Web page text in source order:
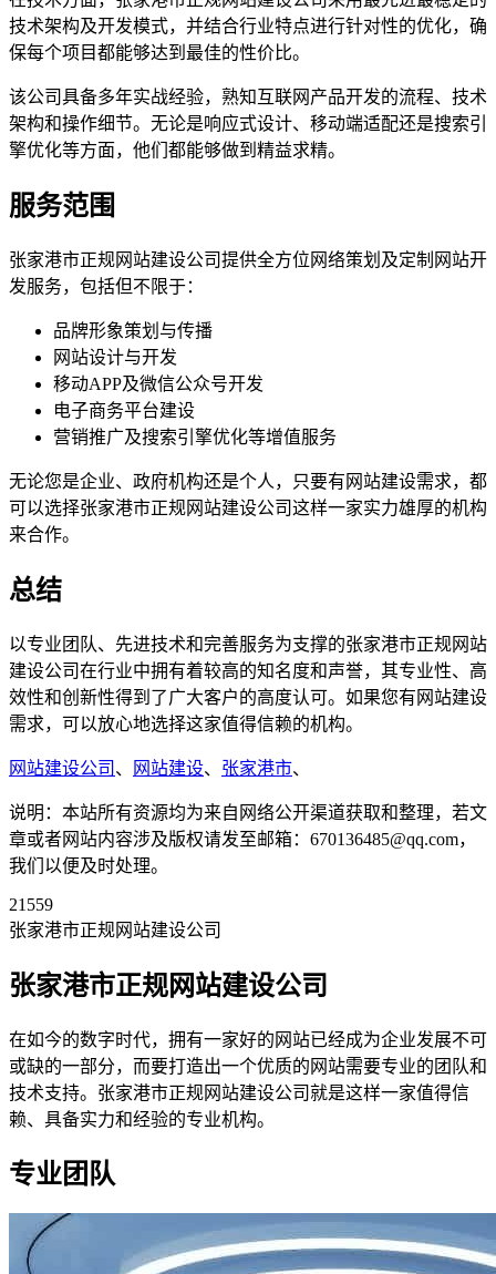
技术架构及开发模式，并结合行业特点进行针对性的优化，确
保每个项目都能够达到最佳的性价比。
该公司具备多年实战经验，熟知互联网产品开发的流程、技术
架构和操作细节。无论是响应式设计、移动端适配还是搜索引
擎优化等方面，他们都能够做到精益求精。
服务范围
张家港市正规网站建设公司提供全方位网络策划及定制网站开
发服务，包括但不限于：
品牌形象策划与传播
网站设计与开发
移动APP及微信公众号开发
电子商务平台建设
营销推广及搜索引擎优化等增值服务
无论您是企业、政府机构还是个人，只要有网站建设需求，都
可以选择张家港市正规网站建设公司这样一家实力雄厚的机构
来合作。
总结
以专业团队、先进技术和完善服务为支撑的张家港市正规网站
建设公司在行业中拥有着较高的知名度和声誉，其专业性、高
效性和创新性得到了广大客户的高度认可。如果您有网站建设
需求，可以放心地选择这家值得信赖的机构。
网站建设公司 、 网站建设、 张家港市、
说明：本站所有资源均为来自网络公开渠道获取和整理，若文
章或者网站内容涉及版权请发至邮箱：670136485@qq.com，
我们以便及时处理。
21559
张家港市正规网站建设公司
张家港市正规网站建设公司
在如今的数字时代，拥有一家好的网站已经成为企业发展不可
或缺的一部分，而要打造出一个优质的网站需要专业的团队和
技术支持。张家港市正规网站建设公司就是这样一家值得信
赖、具备实力和经验的专业机构。
专业团队